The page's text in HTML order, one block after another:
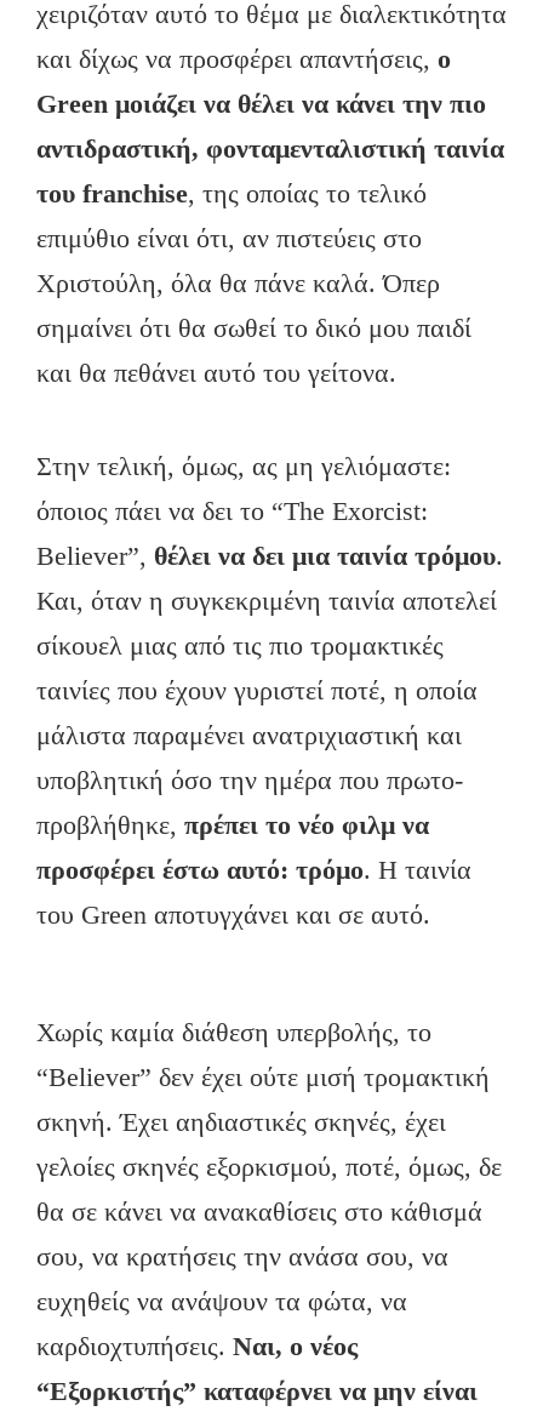
χειριζόταν αυτό το θέμα με διαλεκτικότητα
και δίχως να προσφέρει απαντήσεις, ο
Green μοιάζει να θέλει να κάνει την πιο
αντιδραστική, φονταμενταλιστική ταινία
του franchise, της οποίας το τελικό
επιμύθιο είναι ότι, αν πιστεύεις στο
Χριστούλη, όλα θα πάνε καλά. Όπερ
σημαίνει ότι θα σωθεί το δικό μου παιδί
και θα πεθάνει αυτό του γείτονα.
Στην τελική, όμως, ας μη γελιόμαστε:
όποιος πάει να δει το “The Exorcist:
Believer”, θέλει να δει μια ταινία τρόμου.
Και, όταν η συγκεκριμένη ταινία αποτελεί
σίκουελ μιας από τις πιο τρομακτικές
ταινίες που έχουν γυριστεί ποτέ, η οποία
μάλιστα παραμένει ανατριχιαστική και
υποβλητική όσο την ημέρα που πρωτο-
προβλήθηκε, πρέπει το νέο φιλμ να
προσφέρει έστω αυτό: τρόμο. Η ταινία
του Green αποτυγχάνει και σε αυτό.
Χωρίς καμία διάθεση υπερβολής, το
“Believer” δεν έχει ούτε μισή τρομακτική
σκηνή. Έχει αηδιαστικές σκηνές, έχει
γελοίες σκηνές εξορκισμού, ποτέ, όμως, δε
θα σε κάνει να ανακαθίσεις στο κάθισμά
σου, να κρατήσεις την ανάσα σου, να
ευχηθείς να ανάψουν τα φώτα, να
καρδιοχτυπήσεις. Ναι, ο νέος
“Εξορκιστής” καταφέρνει να μην είναι